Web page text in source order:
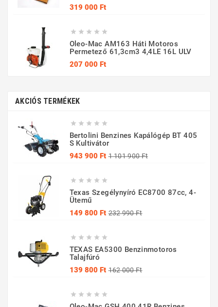
319 000 FtÁr
    
Oleo-Mac AM163 Háti Motoros
Permetező 61,3cm3 4,4LE 16L ULV
207 000 FtÁr
AKCIÓS TERMÉKEK
    
Bertolini Benzines Kapálógép BT 405
S Kultivátor
943 900 Ft 1 101 900 Ft
    
Texas Szegélynyíró EC8700 87cc, 4-
Ütemű
149 800 Ft 232 990 Ft
    
TEXAS EA5300 Benzinmotoros
Talajfúró
139 800 Ft 162 000 Ft
    